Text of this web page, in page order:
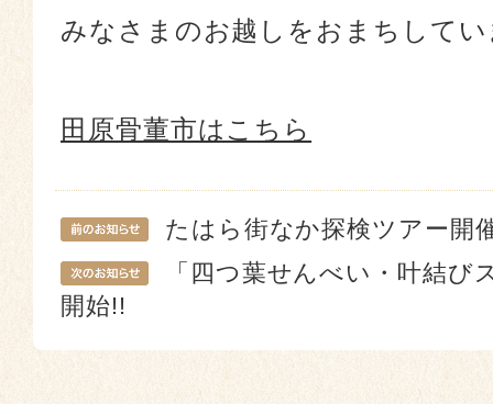
みなさまのお越しをおまちして
田原骨董市はこちら
たはら街なか探検ツアー開
「四つ葉せんべい・叶結び
開始!!